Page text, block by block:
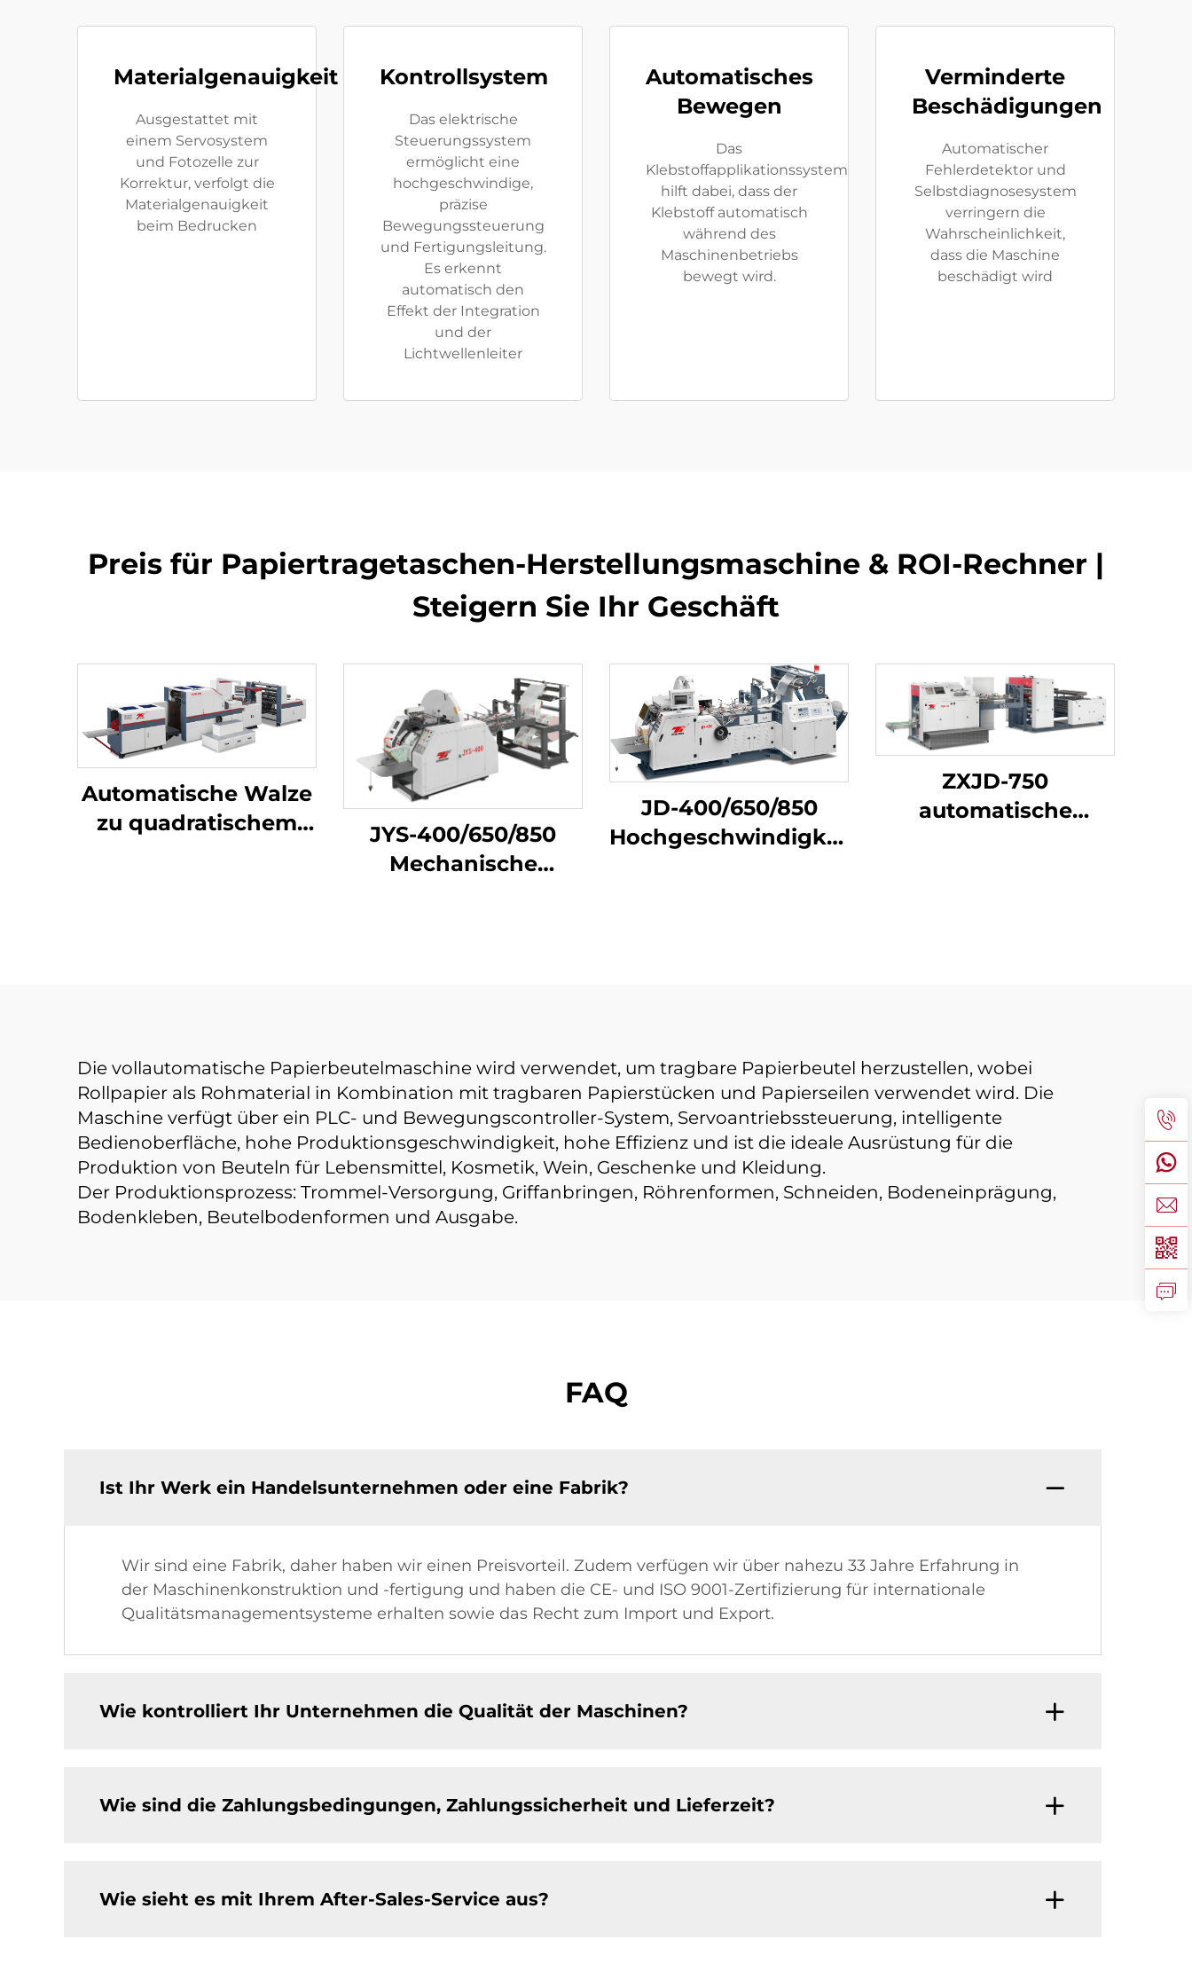
Materialgenauigkeit
Ausgestattet mit
einem Servosystem
und Fotozelle zur
Korrektur, verfolgt die
Materialgenauigkeit
beim Bedrucken
Kontrollsystem
Das elektrische
Steuerungssystem
ermöglicht eine
hochgeschwindige,
präzise
Bewegungssteuerung
und Fertigungsleitung.
Es erkennt
automatisch den
Effekt der Integration
und der
Lichtwellenleiter
Automatisches
Bewegen
Das
Klebstoffapplikationssystem
hilft dabei, dass der
Klebstoff automatisch
während des
Maschinenbetriebs
bewegt wird.
Verminderte
Beschädigungen
Automatischer
Fehlerdetektor und
Selbstdiagnosesystem
verringern die
Wahrscheinlichkeit,
dass die Maschine
beschädigt wird
Preis für Papiertragetaschen-Herstellungsmaschine & ROI-Rechner |
Steigern Sie Ihr Geschäft
Automatische Walze
zu quadratischem
JYS-400/650/850
Mechanische
JD-400/650/850
Hochgeschwindigkeits-
ZXJD-750
automatische
Die vollautomatische Papierbeutelmaschine wird verwendet, um tragbare Papierbeutel herzustellen, wobei
Rollpapier als Rohmaterial in Kombination mit tragbaren Papierstücken und Papierseilen verwendet wird. Die
Maschine verfügt über ein PLC- und Bewegungscontroller-System, Servoantriebssteuerung, intelligente
Bedienoberfläche, hohe Produktionsgeschwindigkeit, hohe Effizienz und ist die ideale Ausrüstung für die
Produktion von Beuteln für Lebensmittel, Kosmetik, Wein, Geschenke und Kleidung.
Der Produktionsprozess: Trommel-Versorgung, Griffanbringen, Röhrenformen, Schneiden, Bodeneinprägung,
Bodenkleben, Beutelbodenformen und Ausgabe.
FAQ
Ist Ihr Werk ein Handelsunternehmen oder eine Fabrik?
Wir sind eine Fabrik, daher haben wir einen Preisvorteil. Zudem verfügen wir über nahezu 33 Jahre Erfahrung in
der Maschinenkonstruktion und -fertigung und haben die CE- und ISO 9001-Zertifizierung für internationale
Qualitätsmanagementsysteme erhalten sowie das Recht zum Import und Export.
Wie kontrolliert Ihr Unternehmen die Qualität der Maschinen?
Wie sind die Zahlungsbedingungen, Zahlungssicherheit und Lieferzeit?
Wie sieht es mit Ihrem After-Sales-Service aus?